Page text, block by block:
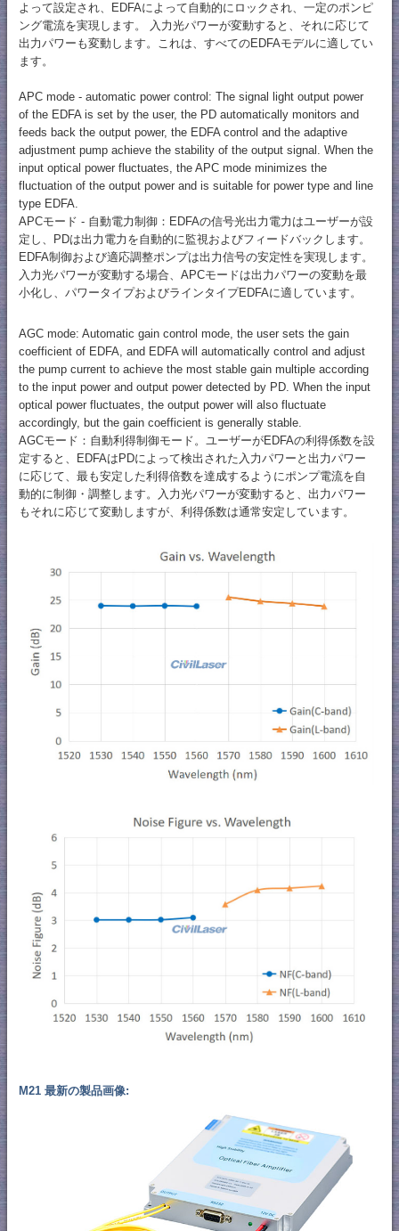
よって設定され、EDFAによって自動的にロックされ、一定のポンピ
ング電流を実現します。 入力光パワーが変動すると、それに応じて
出力パワーも変動します。これは、すべてのEDFAモデルに適してい
ます。
APC mode - automatic power control: The signal light output power
of the EDFA is set by the user, the PD automatically monitors and
feeds back the output power, the EDFA control and the adaptive
adjustment pump achieve the stability of the output signal. When the
input optical power fluctuates, the APC mode minimizes the
fluctuation of the output power and is suitable for power type and line
type EDFA.
APCモード - 自動電力制御：EDFAの信号光出力電力はユーザーが設
定し、PDは出力電力を自動的に監視およびフィードバックします。
EDFA制御および適応調整ポンプは出力信号の安定性を実現します。
入力光パワーが変動する場合、APCモードは出力パワーの変動を最
小化し、パワータイプおよびラインタイプEDFAに適しています。
AGC mode: Automatic gain control mode, the user sets the gain
coefficient of EDFA, and EDFA will automatically control and adjust
the pump current to achieve the most stable gain multiple according
to the input power and output power detected by PD. When the input
optical power fluctuates, the output power will also fluctuate
accordingly, but the gain coefficient is generally stable.
AGCモード：自動利得制御モード。ユーザーがEDFAの利得係数を設
定すると、EDFAはPDによって検出された入力パワーと出力パワー
に応じて、最も安定した利得倍数を達成するようにポンプ電流を自
動的に制御・調整します。入力光パワーが変動すると、出力パワー
もそれに応じて変動しますが、利得係数は通常安定しています。
M21 最新の製品画像: